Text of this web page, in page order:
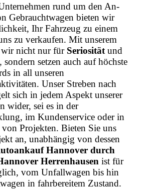
rund um den An-
Gebrauchtwagen bieten wir
Ihr Fahrzeug zu einem
zu verkaufen. Mit unserem
wir nicht nur für Seriosität und
, sondern setzen auch auf höchste
in all unseren
Unser Streben nach
sich in jedem Aspekt unserer
wider, sei es in der
im Kundenservice oder in
Projekten. Bieten Sie uns
an, unabhängig von dessen
Hannover durch
Herrenhausen ist für
vom Unfallwagen bis hin
in fahrbereitem Zustand.